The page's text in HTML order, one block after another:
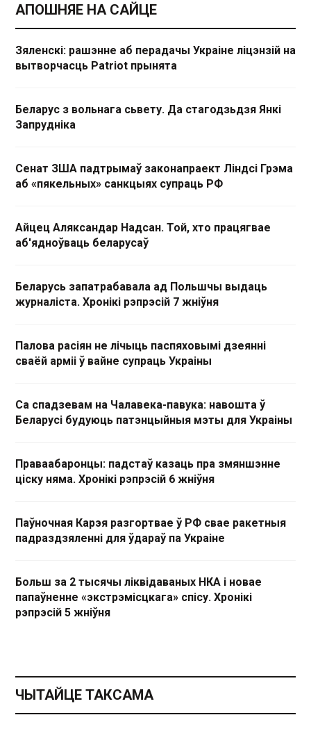
АПОШНЯЕ НА САЙЦЕ
Зяленскі: рашэнне аб перадачы Украіне ліцэнзій на
вытворчасць Patriot прынята
Беларус з вольнага сьвету. Да стагодзьдзя Янкі
Запрудніка
Сенат ЗША падтрымаў законапраект Ліндсі Грэма
аб «пякельных» санкцыях супраць РФ
Айцец Аляксандар Надсан. Той, хто працягвае
аб'ядноўваць беларусаў
Беларусь запатрабавала ад Польшчы выдаць
журналіста. Хронікі рэпрэсій 7 жніўня
Палова расіян не лічыць паспяховымі дзеянні
сваёй арміі ў вайне супраць Украіны
Са спадзевам на Чалавека-павука: навошта ў
Беларусі будуюць патэнцыйныя мэты для Украіны
Праваабаронцы: падстаў казаць пра змяншэнне
ціску няма. Хронікі рэпрэсій 6 жніўня
Паўночная Карэя разгортвае ў РФ свае ракетныя
падраздзяленні для ўдараў па Украіне
Больш за 2 тысячы ліквідаваных НКА і новае
папаўненне «экстрэмісцкага» спісу. Хронікі
рэпрэсій 5 жніўня
ЧЫТАЙЦЕ ТАКСАМА